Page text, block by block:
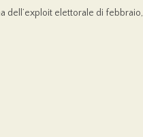
dell’exploit elettorale di febbraio,